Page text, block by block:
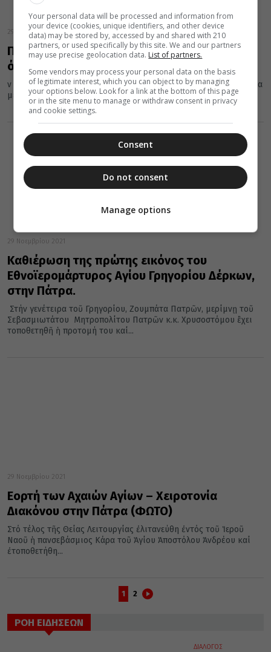
29 Νοεμβρίου 2021
Πατρών Χρυσόστομος: «Να δοθεί σε οδό το
όνομα της Παναγιώτας Λάζαρη”
ν ἢταν ἡ εὐγνωμοσύνη ἂνθη αἰσθητά, θά εἶχε στρωθῇ ὃλη ἡ Πάτρα
μέ τά ρόδα τῆς εὐγνωμοσύνης ἑκατοντάδων παιδιῶν...
29 Νοεμβρίου 2021
Καθιέρωση της πρώτης εικόνος του
Εθνοϊερομάρτυρος Αγίου Γρηγορίου Δέρκων,
στην Πάτρα.
Στήν γενέτειρα τοῦ Γρηγορίου, Ζουμπάτα Πατρῶν, μερίμνῃ τοῦ
Σεβασμιωτάτου Μητροπολίτου Πατρῶν κ.κ. Χρυσοστόμου ἒχει
τοποθετηθῆ ἡ προτομή του καί...
29 Νοεμβρίου 2021
Εορτή των Αχαιών Αγίων – Χειροτονία
Διακόνου στην Πάτρα (ΦΩΤΟ)
Στό τέλος τῆς Θείας Λειτουργίας ἐλιτανεύθη ἐντός τοῦ Ἱεροῦ
Ναοῦ ἡ πανσεβάσμιος Κάρα τοῦ Ἁγίου Ἀποστόλου Ἀνδρέου καί
ἐτοποθετήθη...
1 2
ΡΟΗ ΕΙΔΗΣΕΩΝ
ΔΙΑΛΟΓΟΣ
Your personal data will be processed and information from
your device (cookies, unique identifiers, and other device
data) may be stored by, accessed by and shared with 210
partners, or used specifically by this site. We and our partners
may use precise geolocation data. List of partners.
Some vendors may process your personal data on the basis
of legitimate interest, which you can object to by managing
your options below. Look for a link at the bottom of this page
or in the site menu to manage or withdraw consent in privacy
and cookie settings.
Consent
Do not consent
Manage options